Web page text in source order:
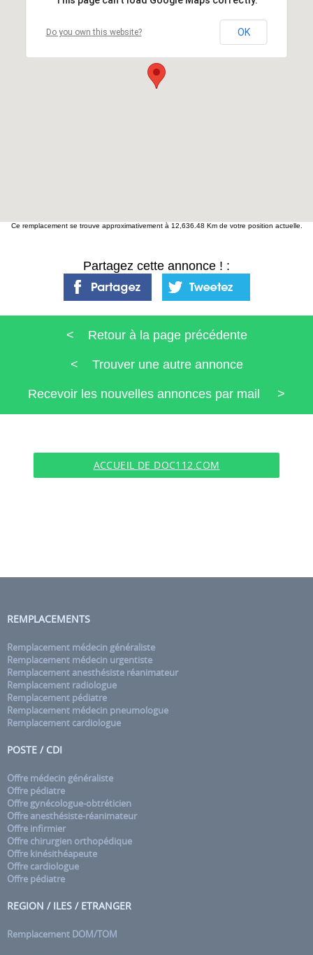
Do you own this website? OK
Ce remplacement se trouve approximativement à 12,636.48 Km de votre position actuelle.
Partagez cette annonce ! :
< Retour à la page précédente
< Trouver une autre annonce
Recevoir les nouvelles annonces par mail >
ACCUEIL DE DOC112.COM
REMPLACEMENTS
Remplacement médecin généraliste
Remplacement médecin urgentiste
Remplacement anesthésiste réanimateur
Remplacement radiologue
Remplacement pédiatre
Remplacement médecin pneumologue
Remplacement cardiologue
POSTE / CDI
Offre médecin généraliste
Offre pédiatre
Offre gynécologue-obtréticien
Offre anesthésiste-réanimateur
Offre infirmier
Offre chirurgien orthopédique
Offre kinésithéapeute
Offre cardiologue
Offre pédiatre
REGION / ILES / ETRANGER
Remplacement DOM/TOM